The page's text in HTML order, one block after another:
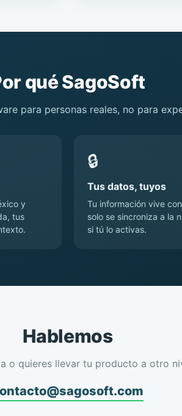
qué SagoSoft
para personas reales, no para
y
tus
🔒
Tus datos, tuyos
Tu información vive
solo se sincroniza a la
si tú lo activas.
Hablemos
o quieres llevar tu producto a otro